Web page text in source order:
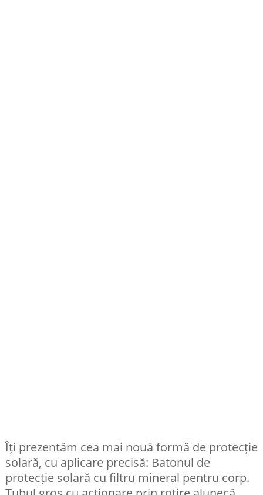
Îți prezentăm cea mai nouă formă de protecție
solară, cu aplicare precisă: Batonul de
protecție solară cu filtru mineral pentru corp.